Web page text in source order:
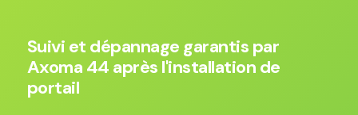
Suivi et dépannage garantis par
Axoma 44 après l'installation de
portail